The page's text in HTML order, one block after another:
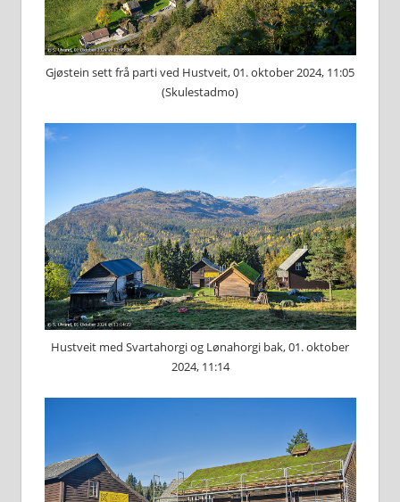
Gjøstein sett frå parti ved Hustveit, 01. oktober 2024, 11:05
(Skulestadmo)
Hustveit med Svartahorgi og Lønahorgi bak, 01. oktober
2024, 11:14